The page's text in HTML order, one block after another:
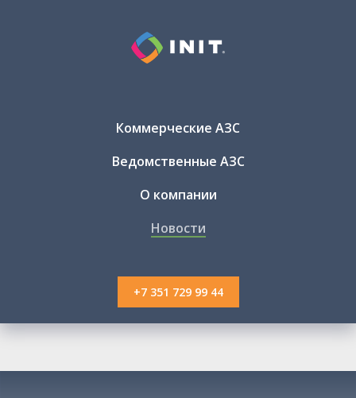
Коммерческие АЗС
Ведомственные АЗС
О компании
Новости
+7 351 729 99 44